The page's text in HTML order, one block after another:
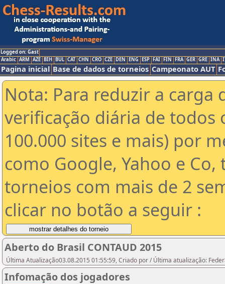
Logged on: Gast
Arabic ARM AZE BIH BUL CAT CHN CRO CZE DEN ENG ESP FAI FIN FRA GER GRE INA
Pagina inicial Base de dados de torneios Campeonato AUT
Nota: Para reduzir a carga
verificação diária de todos
100.000 sites e mais) por
como Google, Yahoo e
torneios com mais de 2
clicar no botão a seguir :
Aberto do Brasil CONTAUD 2015
Última Atualização03.08.2015 01:55:59, Criado por / Última atualização:
Infomação dos jogadores